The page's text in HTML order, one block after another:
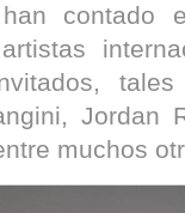
han
Jordan
muchos